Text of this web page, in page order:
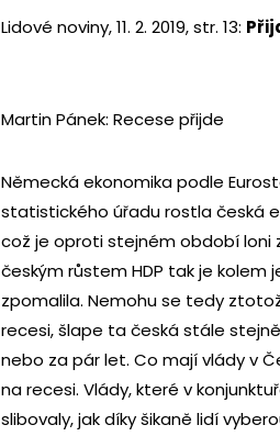
Lidové noviny, 11. 2. 2019, str. 13:
Martin Pánek: Recese přijde
Německá ekonomika podle
statistického úřadu rostla česká
což je oproti stejném období loni
českým růstem HDP tak je
zpomalila. Nemohu se tedy
recesi, šlape ta česká stále
nebo za pár let. Co mají vlády v
na recesi. Vlády, které v
slibovaly, jak díky šikaně lidí